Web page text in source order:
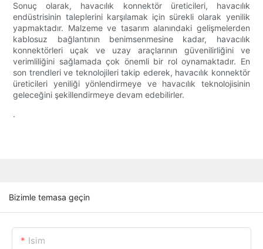
Sonuç olarak, havacılık konnektör üreticileri, havacılık
endüstrisinin taleplerini karşılamak için sürekli olarak yenilik
yapmaktadır. Malzeme ve tasarım alanındaki gelişmelerden
kablosuz bağlantının benimsenmesine kadar, havacılık
konnektörleri uçak ve uzay araçlarının güvenilirliğini ve
verimliliğini sağlamada çok önemli bir rol oynamaktadır. En
son trendleri ve teknolojileri takip ederek, havacılık konnektör
üreticileri yeniliği yönlendirmeye ve havacılık teknolojisinin
geleceğini şekillendirmeye devam edebilirler.
.
Bizimle temasa geçin
Isim